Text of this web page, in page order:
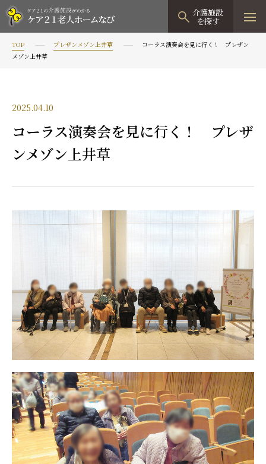
介護施設
を探す
TOPページ
資料請求
見学予約
有料老人ホーム
有料老人ホームTOP
プレザンリュクス
プレザングラン
有料老人ホームとは
グループホーム
認知症対応型グループホームTOP
認知症対応型グループホームとは
認知症のおはなし
小規模多機能型居宅介護
小規模多機能型居宅介護とは
0120 944 821
9:00～18:00（年末年始を除く）
お問い合わせフォーム
お気に入り 資料請求 見学予約
ご入居までの流れ
介護保険の仕組み
FAQ
TOP プレザンメゾン上井草
コーラス演奏会を見に行く！ プレザン
メゾン上井草
2025.04.10
コーラス演奏会を見に行く！ プレザ
ンメゾン上井草